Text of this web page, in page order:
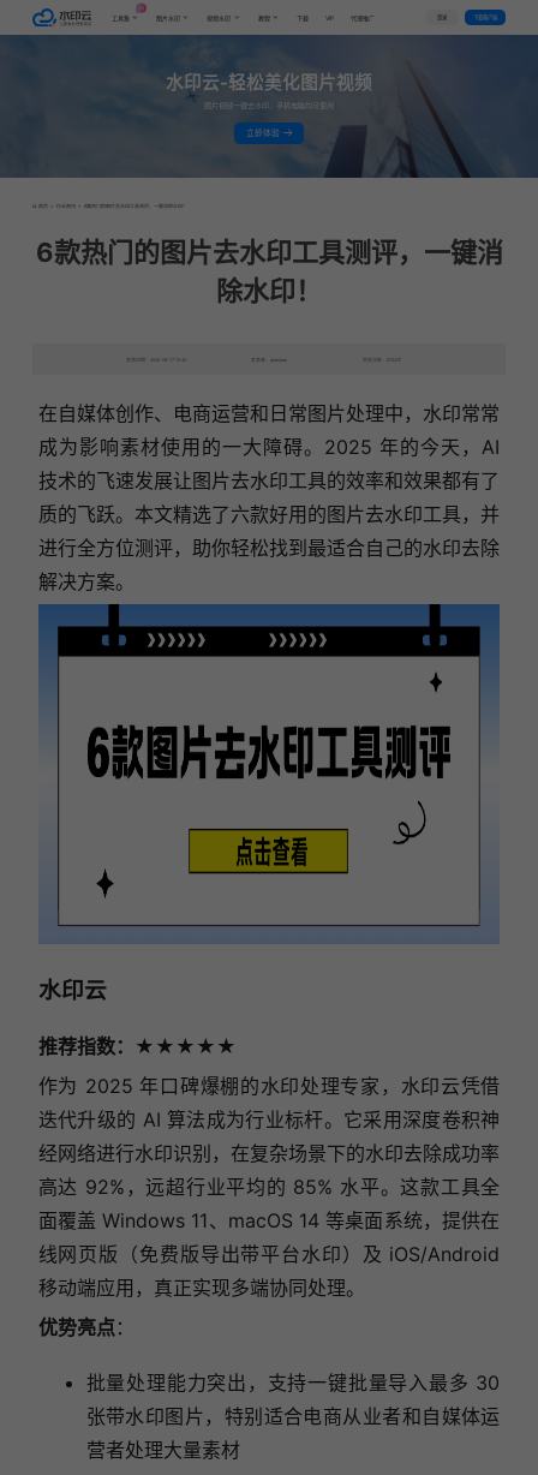
工具集
AI
图片水印 视频水印 教程 下载 VIP 代理推广 登录 下载客户端
水印云-轻松美化图片视频
图片视频一键去水印，手机电脑均可使用
立即体验
首页 > 行业资讯 > 6款热门的图片去水印工具测评，一键消除水印！
6款热门的图片去水印工具测评，一键消
除水印！
发布日期：2025-09-17 15:30 发表者：qianqian 浏览次数：8122次
在自媒体创作、电商运营和日常图片处理中，水印常常
成为影响素材使用的一大障碍。2025 年的今天，AI
技术的飞速发展让图片去水印工具的效率和效果都有了
质的飞跃。本文精选了六款好用的图片去水印工具，并
进行全方位测评，助你轻松找到最适合自己的水印去除
解决方案。
水印云
推荐指数：★★★★★
作为 2025 年口碑爆棚的水印处理专家，水印云凭借
迭代升级的 AI 算法成为行业标杆。它采用深度卷积神
经网络进行水印识别，在复杂场景下的水印去除成功率
高达 92%，远超行业平均的 85% 水平。这款工具全
面覆盖 Windows 11、macOS 14 等桌面系统，提供在
线网页版（免费版导出带平台水印）及 iOS/Android
移动端应用，真正实现多端协同处理。
优势亮点 ：
批量处理能力突出，支持一键批量导入最多 30
张带水印图片，特别适合电商从业者和自媒体运
营者处理大量素材